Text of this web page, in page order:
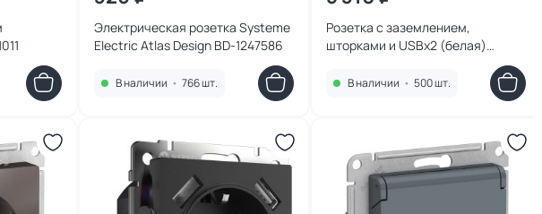
Электрическая розетка Systeme
Electric Atlas Design BD-1247586
В наличии • 766 шт.
Розетка с заземлением,
шторками и USBх2 (белая)
В наличии • 500 шт.